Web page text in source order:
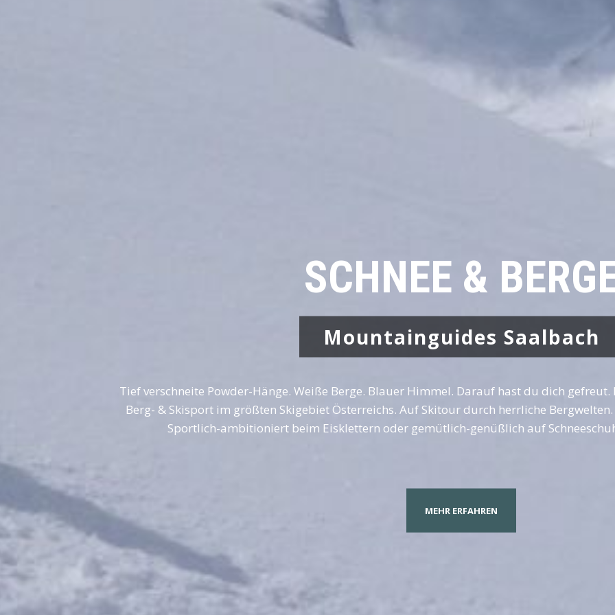
SCHNEE &
Mountainguides Saalbach
Tief verschneite Powder-Hänge. Weiße Berge. Blauer Himmel. Darauf hast du dich
Berg- & Skisport im größten Skigebiet Österreichs. Auf Skitour durch herrliche
Sportlich-ambitioniert beim Eisklettern oder gemütlich-genüßlich auf
MEHR ERFAHREN